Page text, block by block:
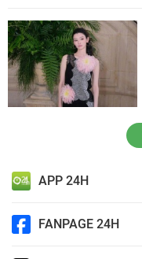
APP 24H
FANPAGE 24H